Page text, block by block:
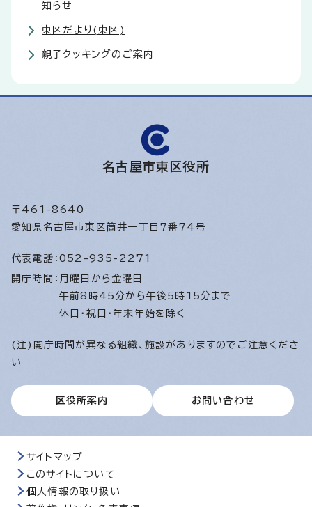
知らせ
東区だより(東区)
親子クッキングのご案内
名古屋市東区役所
〒461-8640
愛知県名古屋市東区筒井一丁目7番74号
代表電話： 052-935-2271
開庁時間： 月曜日から金曜日
午前8時45分から午後5時15分まで
休日・祝日・年末年始を除く
(注)開庁時間が異なる組織、施設がありますのでご注意くださ
い
区役所案内 お問い合わせ
サイトマップ
このサイトについて
個人情報の取り扱い